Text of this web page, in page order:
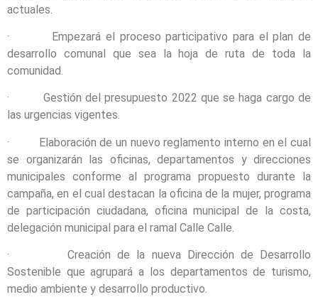
actuales.
· Empezará el proceso participativo para el plan de
desarrollo comunal que sea la hoja de ruta de toda la
comunidad.
· Gestión del presupuesto 2022 que se haga cargo de
las urgencias vigentes.
· Elaboración de un nuevo reglamento interno en el cual
se organizarán las oficinas, departamentos y direcciones
municipales conforme al programa propuesto durante la
campaña, en el cual destacan la oficina de la mujer, programa
de participación ciudadana, oficina municipal de la costa,
delegación municipal para el ramal Calle Calle.
· Creación de la nueva Dirección de Desarrollo
Sostenible que agrupará a los departamentos de turismo,
medio ambiente y desarrollo productivo.